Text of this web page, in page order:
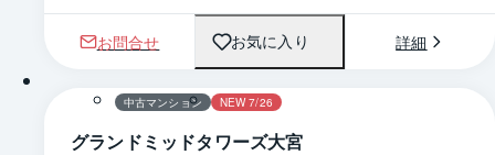
お問合せ お気に入り 詳細
1 / 0 間取り
中古マンション NEW 7/26
グランドミッドタワーズ大宮